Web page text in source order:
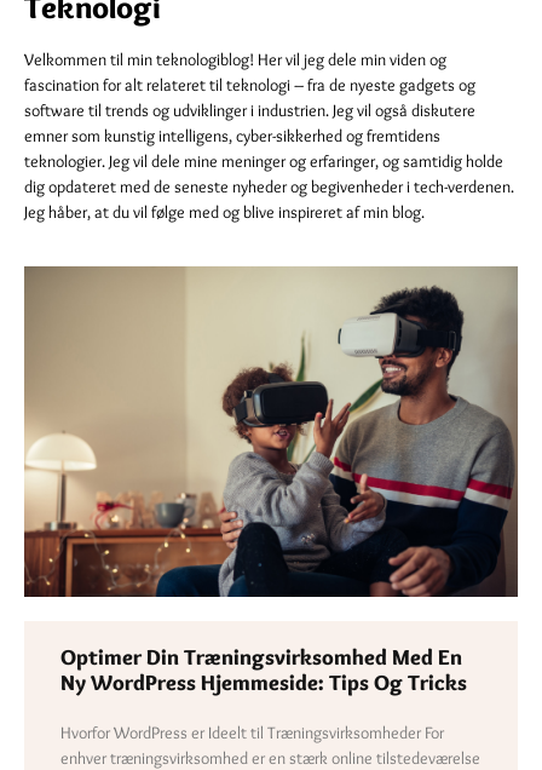
Velkommen til min teknologiblog! Her vil jeg dele min viden og
fascination for alt relateret til teknologi – fra de nyeste gadgets og
software til trends og udviklinger i industrien. Jeg vil også diskutere
emner som kunstig intelligens, cyber-sikkerhed og fremtidens
teknologier. Jeg vil dele mine meninger og erfaringer, og samtidig holde
dig opdateret med de seneste nyheder og begivenheder i tech-verdenen.
Jeg håber, at du vil følge med og blive inspireret af min blog.
Optimer Din Træningsvirksomhed Med En
Ny WordPress Hjemmeside: Tips Og Tricks
Hvorfor WordPress er Ideelt til Træningsvirksomheder For
enhver træningsvirksomhed er en stærk online tilstedeværelse